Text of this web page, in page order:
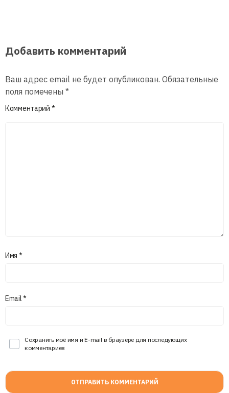
Добавить комментарий
Ваш адрес email не будет опубликован. Обязательные
поля помечены *
Комментарий *
Имя *
Email*
Сохранить моё имя и E-mail в браузере для последующих
комментариев